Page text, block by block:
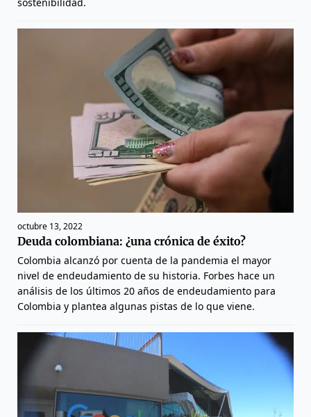
octubre 13, 2022
Deuda colombiana: ¿una crónica de éxito?
Colombia alcanzó por cuenta de la pandemia el mayor
nivel de endeudamiento de su historia. Forbes hace un
análisis de los últimos 20 años de endeudamiento para
Colombia y plantea algunas pistas de lo que viene.